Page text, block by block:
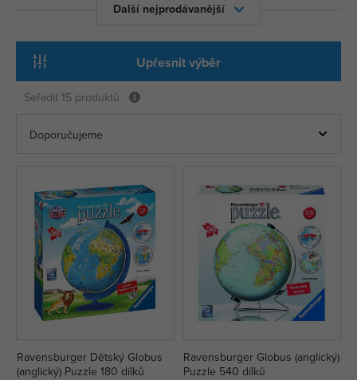
Další nejprodávanější
Upřesnit výběr
Seřadit 15 produktů
Ravensburger Dětský Globus
(anglický) Puzzle 180 dílků
Ravensburger Globus (anglický)
Puzzle 540 dílků